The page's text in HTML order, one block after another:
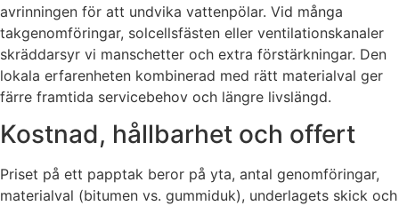
avrinningen för att undvika vattenpölar. Vid många
takgenomföringar, solcellsfästen eller ventilationskanaler
skräddarsyr vi manschetter och extra förstärkningar. Den
lokala erfarenheten kombinerad med rätt materialval ger
färre framtida servicebehov och längre livslängd.
Kostnad, hållbarhet och offert
Priset på ett papptak beror på yta, antal genomföringar,
materialval (bitumen vs. gummiduk), underlagets skick och